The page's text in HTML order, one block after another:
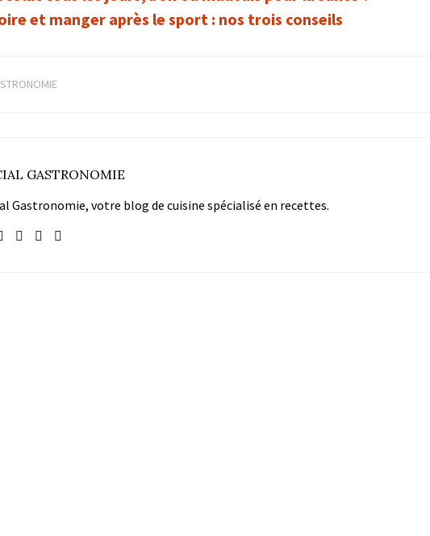
et manger après le sport : nos trois conseils
GASTRONOMIE
Gastronomie, votre blog de cuisine spécialisé en recettes.